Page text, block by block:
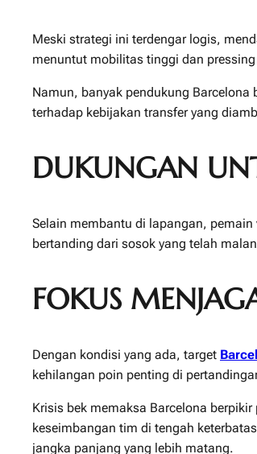
Meski strategi ini terdengar logis,
menuntut mobilitas tinggi dan
Namun, banyak pendukung
terhadap kebijakan transfer yang
DUKUNGAN
Selain membantu di lapangan,
bertanding dari sosok yang telah
FOKUS
Dengan kondisi yang ada, target
kehilangan poin penting di
Krisis bek memaksa Barcelona
keseimbangan tim di tengah
jangka panjang yang lebih matang.